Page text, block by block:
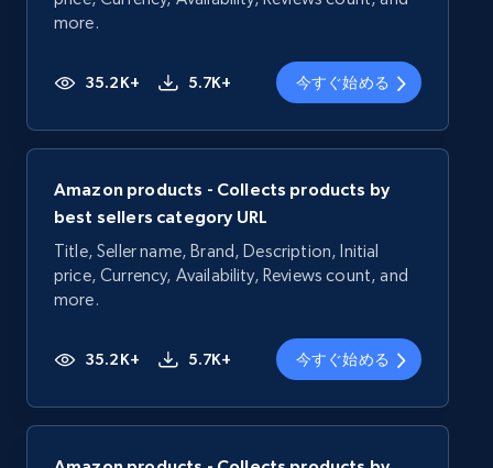
more.
35.2K+ 5.7K+ 今すぐ始める
Amazon products - Collects products by
best sellers category URL
Title, Seller name, Brand, Description, Initial
price, Currency, Availability, Reviews count, and
more.
35.2K+ 5.7K+ 今すぐ始める